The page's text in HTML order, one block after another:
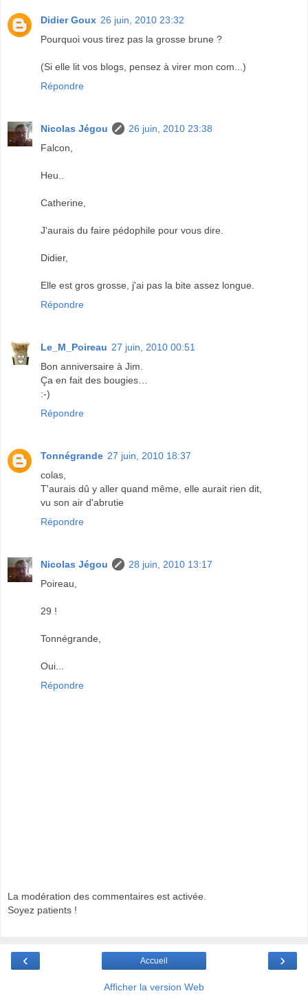
Didier Goux 26 juin, 2010 23:32
Pourquoi vous tirez pas la grosse brune ?
(Si elle lit vos blogs, pensez à virer mon com...)
Répondre
Nicolas Jégou
26 juin, 2010 23:38
Falcon,
Heu..
Catherine,
J'aurais du faire pédophile pour vous dire.
Didier,
Elle est gros grosse, j'ai pas la bite assez longue.
Répondre
Le_M_Poireau 27 juin, 2010 00:51
Bon anniversaire à Jim.
Ça en fait des bougies…
:-)
Répondre
Tonnégrande 27 juin, 2010 18:37
colas,
T'aurais dû y aller quand même, elle aurait rien dit,
vu son air d'abrutie
Répondre
Nicolas Jégou
28 juin, 2010 13:17
Poireau,
29 !
Tonnégrande,
Oui...
Répondre
La modération des commentaires est activée.
Soyez patients !
‹ ›
Accueil
Afficher la version Web